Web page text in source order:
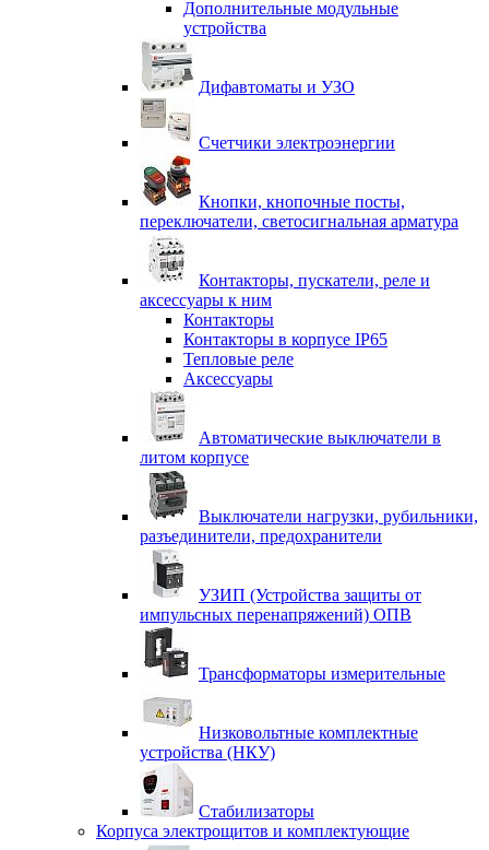
Дополнительные модульные
устройства
Дифавтоматы и УЗО
Счетчики электроэнергии
Кнопки, кнопочные посты,
переключатели, светосигнальная арматура
Контакторы, пускатели, реле и
аксессуары к ним
Контакторы
Контакторы в корпусе IP65
Тепловые реле
Аксессуары
Автоматические выключатели в
литом корпусе
Выключатели нагрузки, рубильники,
разъединители, предохранители
УЗИП (Устройства защиты от
импульсных перенапряжений) ОПВ
Трансформаторы измерительные
Низковольтные комплектные
устройства (НКУ)
Стабилизаторы
Корпуса электрощитов и комплектующие